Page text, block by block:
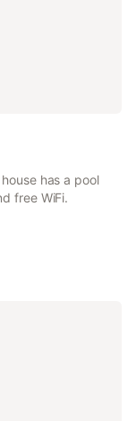
has a pool
free WiFi.